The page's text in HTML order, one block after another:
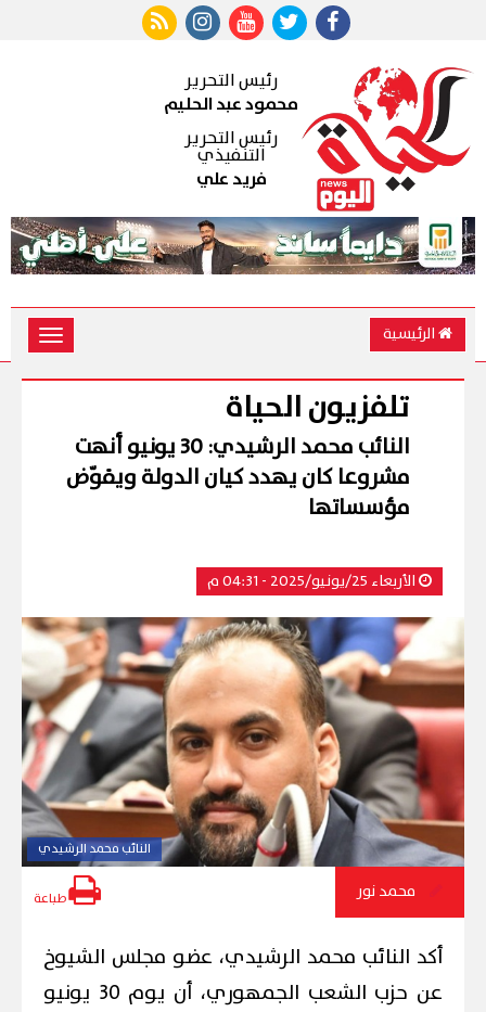
رئيس التحرير
محمود عبد الحليم
رئيس التحرير
التنفيذي
فريد علي
الرئيسية
Toggle
تلفزيون الحياة
النائب محمد الرشيدي: 30 يونيو أنهت
مشروعا كان يهدد كيان الدولة ويقوّض
مؤسساتها
الأربعاء 25/يونيو/2025 - 04:31 م
النائب محمد الرشيدي
محمد نور طباعة
أكد النائب محمد الرشيدي، عضو مجلس الشيوخ
عن حزب الشعب الجمهوري، أن يوم 30 يونيو